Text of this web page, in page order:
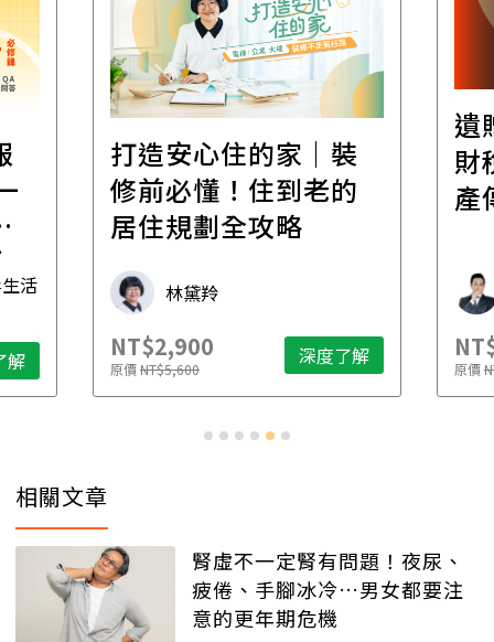
活
解
打造安心住的家｜裝
修前必懂！住到老的
居住規劃全攻略
林黛羚
NT$2,900
原價NT$5,600 深度了解
遺
財
產
原價
相關文章
腎虛不一定腎有問題！夜尿、
疲倦、手腳冰冷…男女都要注
意的更年期危機